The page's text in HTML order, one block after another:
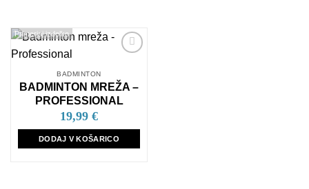
seznam
želja
BADMINTON
BADMINTON MREŽA –
PROFESSIONAL
19,99 €
DODAJ V KOŠARICO
Primerjaj izdelke